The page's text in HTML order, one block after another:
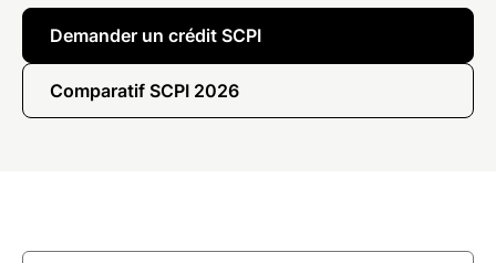
Demander un crédit SCPI
Comparatif SCPI 2026